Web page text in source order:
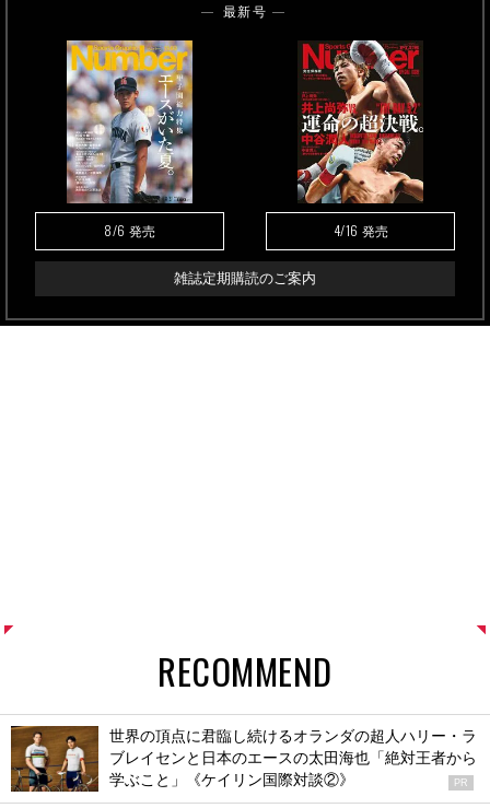
最新号
8/6 発売 4/16 発売
雑誌定期購読のご案内
RECOMMEND
世界の頂点に君臨し続けるオランダの超人ハリー・ラ
ブレイセンと日本のエースの太田海也「絶対王者から
学ぶこと」《ケイリン国際対談②》
PR